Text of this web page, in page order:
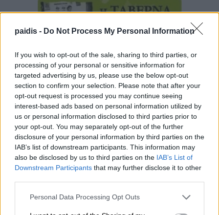
paidis - Do Not Process My Personal Information
If you wish to opt-out of the sale, sharing to third parties, or
processing of your personal or sensitive information for
targeted advertising by us, please use the below opt-out
section to confirm your selection. Please note that after your
opt-out request is processed you may continue seeing
interest-based ads based on personal information utilized by
us or personal information disclosed to third parties prior to
your opt-out. You may separately opt-out of the further
disclosure of your personal information by third parties on the
IAB’s list of downstream participants. This information may
also be disclosed by us to third parties on the IAB’s List of
Downstream Participants that may further disclose it to other
Personal Data Processing Opt Outs